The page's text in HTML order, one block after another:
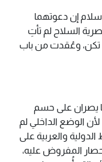
إن دعوتهما
السلاح لم تأتِ
تكن، وعُقدت من باب
يصران على حسم
الوضع الداخلي لم
والعربية على
المفروض عليه،